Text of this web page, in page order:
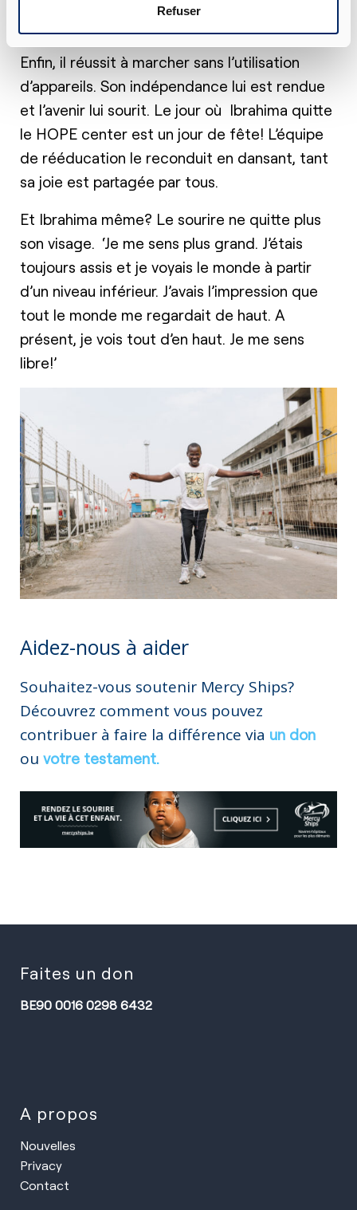
Refuser
Enfin, il réussit à marcher sans l’utilisation
d’appareils. Son indépendance lui est rendue
et l’avenir lui sourit. Le jour où Ibrahima quitte
le HOPE center est un jour de fête! L’équipe
de rééducation le reconduit en dansant, tant
sa joie est partagée par tous.
Et Ibrahima même? Le sourire ne quitte plus
son visage. ‘Je me sens plus grand. J’étais
toujours assis et je voyais le monde à partir
d’un niveau inférieur. J’avais l’impression que
tout le monde me regardait de haut. A
présent, je vois tout d’en haut. Je me sens
libre!’
Aidez-nous à aider
Souhaitez-vous soutenir Mercy Ships?
Découvrez comment vous pouvez
contribuer à faire la différence via un don
ou votre testament.
Faites un don
BE90 0016 0298 6432
A propos
Nouvelles
Privacy
Contact